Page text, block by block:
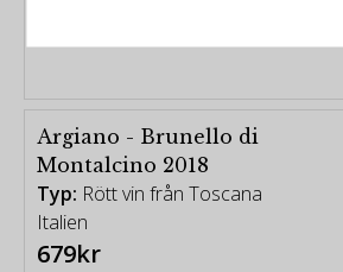
Argiano - Brunello di
Montalcino 2018
Typ: Rött vin från Toscana
Italien
679kr